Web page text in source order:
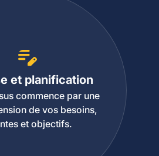
et planification
commence par une
de vos besoins,
et objectifs.